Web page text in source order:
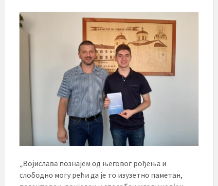
„Војислава познајем од његовог рођења и
слободно могу рећи да је то изузетно паметан,